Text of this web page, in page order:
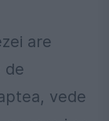
are
de
vede